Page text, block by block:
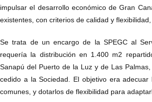
impulsar el desarrollo económico de Gran
existentes, con criterios de calidad y
Se trata de un encargo de la SPEGC al
requería la distribución en 1.400 m2
Sanapú del Puerto de la Luz y de Las
cedido a la Sociedad. El objetivo era
comunes, y dotarlos de flexibilidad para